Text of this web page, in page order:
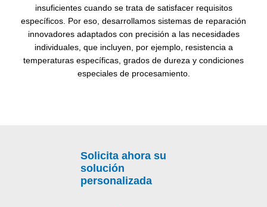
insuficientes cuando se trata de satisfacer requisitos
específicos. Por eso, desarrollamos sistemas de reparación
innovadores adaptados con precisión a las necesidades
individuales, que incluyen, por ejemplo, resistencia a
temperaturas específicas, grados de dureza y condiciones
especiales de procesamiento.
Solicita ahora su
solución
personalizada